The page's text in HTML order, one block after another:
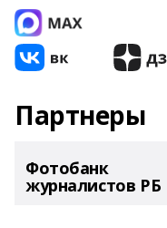
Партнеры
Фотобанк
журналистов РБ